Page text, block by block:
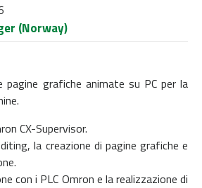
(Norway)
pagine grafiche animate su PC per la
CX-Supervisor.
la creazione di pagine grafiche e
con i PLC Omron e la realizzazione di